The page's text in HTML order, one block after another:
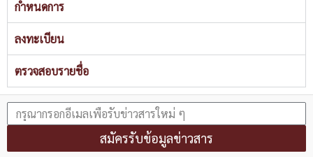
กำหนดการ
ลงทะเบียน
ตรวจสอบรายชื่อ
สมัครรับข้อมูลข่าวสาร